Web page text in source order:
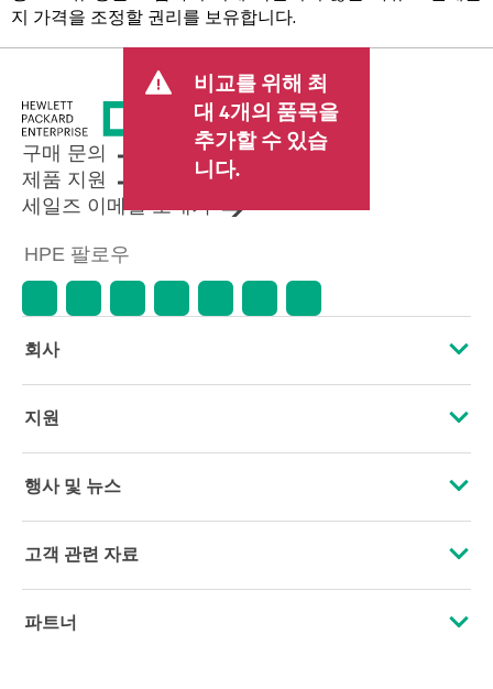
지 가격을 조정할 권리를 보유합니다.
비교를 위해 최
대 4개의 품목을
추가할 수 있습
니다.
구매 문의
제품 지원
세일즈 이메일 보내기
HPE 팔로우
회사
HPE 소개
기업의 책임
HPE Labs
지원
운영 지원 서비스
소프트웨어 및 드라이버
행사 및 뉴스
행사
고객 관련 자료
문의하기
파트너